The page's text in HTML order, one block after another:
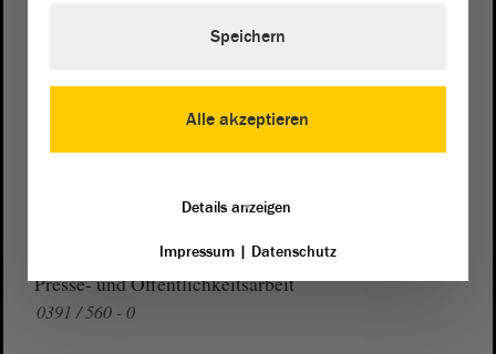
0391 / 560 - 0
Presse- und Öffentlichkeitsarbeit
0391 / 560 - 0
Alle akzeptieren
Speichern
Details anzeigen
Impressum| Datenschutz